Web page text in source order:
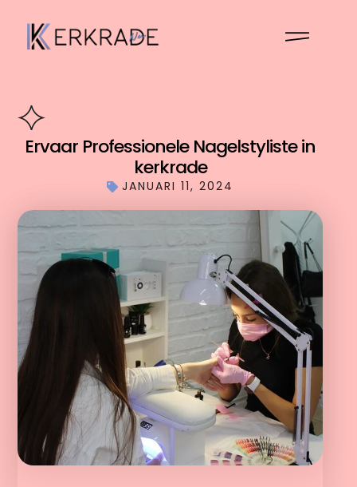
Ervaar Professionele Nagelstyliste in
kerkrade
JANUARI 11, 2024